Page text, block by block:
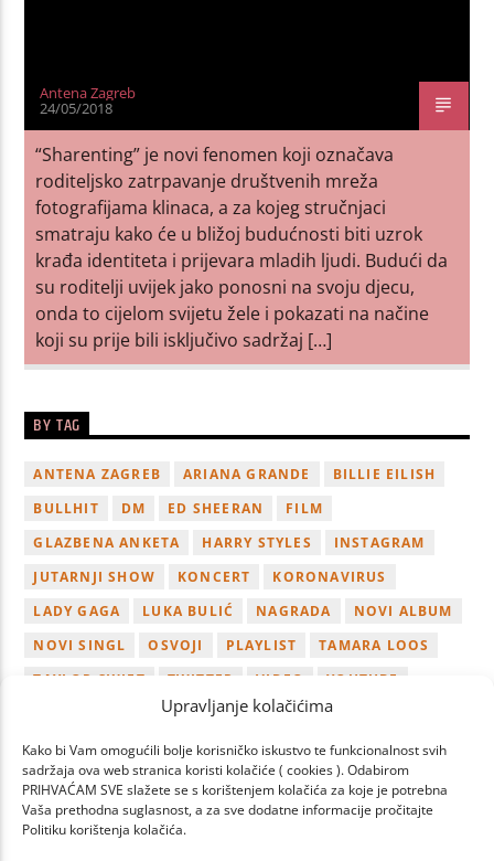
Upravljanje kolačićima
Kako bi Vam omogućili bolje korisničko iskustvo te funkcionalnost svih
sadržaja ova web stranica koristi kolačiće ( cookies ). Odabirom
PRIHVAĆAM SVE slažete se s korištenjem kolačića za koje je potrebna
Vaša prethodna suglasnost, a za sve dodatne informacije pročitajte
Politiku korištenja kolačića.
Antena Zagreb
24/05/2018
“Sharenting” je novi fenomen koji označava
roditeljsko zatrpavanje društvenih mreža
fotografijama klinaca, a za kojeg stručnjaci
smatraju kako će u bližoj budućnosti biti uzrok
krađa identiteta i prijevara mladih ljudi. Budući da
su roditelji uvijek jako ponosni na svoju djecu,
onda to cijelom svijetu žele i pokazati na načine
koji su prije bili isključivo sadržaj […]
BY TAG
ANTENA ZAGREB ARIANA GRANDE
BILLIE EILISH
BULLHIT
DM ED SHEERAN
FILM
GLAZBENA ANKETA
HARRY STYLES
INSTAGRAM
JUTARNJI SHOW
KONCERT
KORONAVIRUS
LADY GAGA
LUKA BULIĆ NAGRADA
NOVI ALBUM
NOVI SINGL
OSVOJI PLAYLIST
TAMARA LOOS
TAYLOR SWIFT
TWITTER VIDEO
YOUTUBE